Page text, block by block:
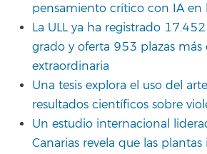
pensamiento crítico con IA en
La ULL ya ha registrado
grado y oferta 953 plazas
extraordinaria
Una tesis explora el uso del
resultados científicos sobre
Un estudio internacional
Canarias revela que las